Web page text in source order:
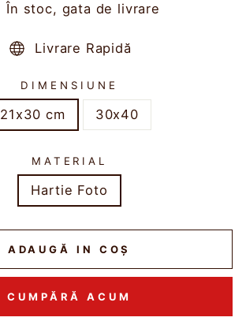
În stoc, gata de livrare
Livrare Rapidă
DIMENSIUNE
21x30 cm 30x40
MATERIAL
Hartie Foto
ADAUGĂ IN COŞ
CUMPĂRĂ ACUM